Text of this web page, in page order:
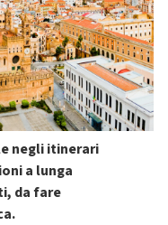
negli itinerari
a lunga
da fare